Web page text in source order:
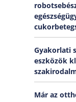
Gyakorlati
eszközök
Már az